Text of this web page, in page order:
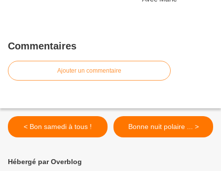
Commentaires
Ajouter un commentaire
< Bon samedi à tous ! Bonne nuit polaire ... >
Hébergé par Overblog